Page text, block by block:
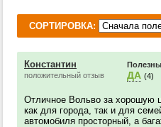
СОРТИРОВКА:
Константин
положительный отзыв ДА (4)
Отличное Вольво за хорошую
как для города, так и для
автомобиля просторный, а